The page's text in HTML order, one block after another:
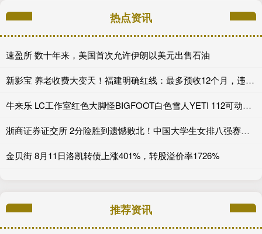
热点资讯
速盈所 数十年来，美国首次允许伊朗以美元出售石油
新影宝 养老收费大变天！福建明确红线：最多预收12个月，违规收费直接严查
牛来乐 LC工作室红色大脚怪BIGFOOT白色雪人YETI 112可动人偶
浙商证券证交所 2分险胜到遗憾败北！中国大学生女排八强赛不敌巴西，执教能力受考验_比赛_进攻_状态
金贝街 8月11日洛凯转债上涨401%，转股溢价率1726%
推荐资讯